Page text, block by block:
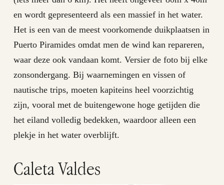
en wordt gepresenteerd als een massief in het water.
Het is een van de meest voorkomende duikplaatsen in
Puerto Piramides omdat men de wind kan repareren,
waar deze ook vandaan komt. Versier de foto bij elke
zonsondergang. Bij waarnemingen en vissen of
nautische trips, moeten kapiteins heel voorzichtig
zijn, vooral met de buitengewone hoge getijden die
het eiland volledig bedekken, waardoor alleen een
plekje in het water overblijft.
Caleta Valdes